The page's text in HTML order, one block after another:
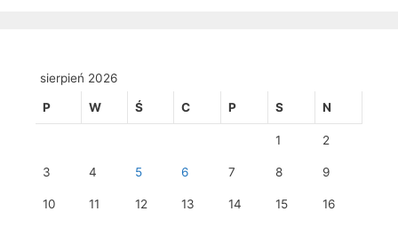
sierpień 2026
P W Ś C P S N
1 2
3 4 5 6 7 8 9
10 11 12 13 14 15 16